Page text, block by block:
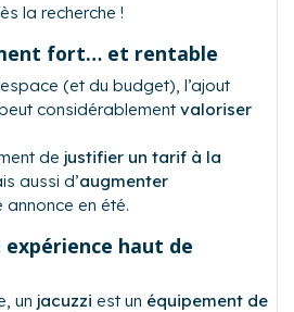
la recherche !
fort… et rentable
(et du budget), l’ajout
considérablement valoriser
de justifier un tarif à la
aussi d’augmenter
annonce en été.
expérience haut de
un jacuzzi est un équipement de